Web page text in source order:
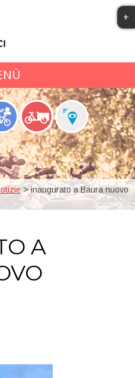
+
IL CICLISTA
NOTIZIE
> inaugurato a Baura nuovo
A